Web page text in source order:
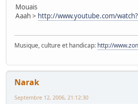
Mouais
Aaah > http://www.youtube.com/
Musique, culture et handicap: http://
Narak
Septembre 12, 2006, 21:12:30